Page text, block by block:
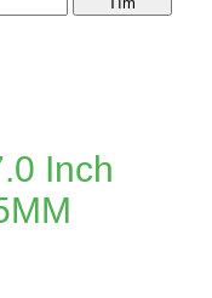
Inch